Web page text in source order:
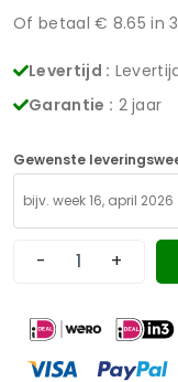
Of betaal € 8.65 in
Levertijd :
Garantie : 2 jaar
Gewenste
- +